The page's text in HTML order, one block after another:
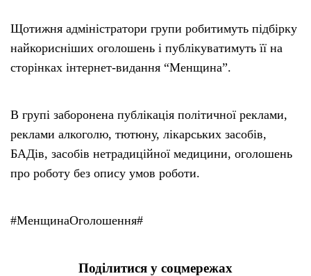
Щотижня адміністратори групи робитимуть підбірку
найкорисніших оголошень і публікуватимуть її на
сторінках інтернет-видання “Менщина”.
В групі заборонена публікація політичної реклами,
реклами алкоголю, тютюну, лікарських засобів,
БАДів, засобів нетрадиційної медицини, оголошень
про роботу без опису умов роботи.
#МенщинаОголошення#
Поділитися у соцмережах